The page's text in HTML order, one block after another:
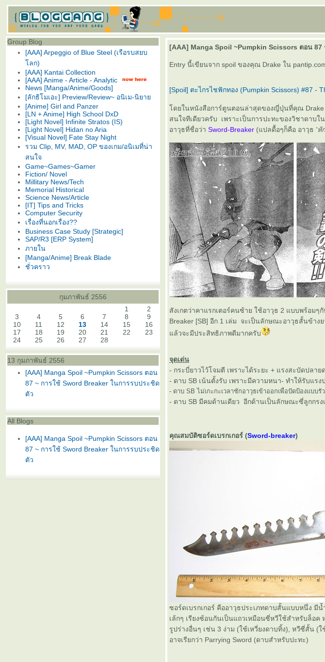
Group Blog
[AAA] Arpeggio of Blue Steel (เรือรบสยบ
ลก)
[AAA] Kantai Collection
[AAA] Anime - Article - Analytic
News [Manga/Anime/Goods]
[ลักธิโมเอะ] Preview/Review~ อนิเม-นิยา
[Anime] Girl and Panzer
[LN + Anime] High School DxD
[Light Novel] Infinite Stratos (IS)
[Light Novel] Hidan no Aria
[Visual Novel] Fate Stay Night
รวม Clip, MV, MAD, OP ของเกม/อนิเมที่น่า
สนใจ
Game~Games~Gamer
Fiction/ Novel
Millitary News/Tech
Memorial Historical
Science News/Article
[IT] Tips and Tricks
Computer Security
เรื่องที่นอกเรื่อง??
Business Case Study [Strategic]
SAP/R3 [ERP System]
ภายใน
[Manga/Anime] Break Blade
ชั่วคราว
กุมภาพันธ์ 2556
1
2
3
4 5 6 7 8
9
10
11 12 13 14 15
16
17
18 19 20 21 22
23
24
25 26 27 28
13 กุมภาพันธ์ 2556
[AAA] Manga Spoil ~Pumpkin Scissors ตอน
87 ~ การใช้ Sword Breaker ในการรบประชิด
ตัว
All Blogs
[AAA] Manga Spoil ~Pumpkin Scissors ตอน
87 ~ การใช้ Sword Breaker ในการรบประชิด
ตัว
[AAA] Manga Spoil ~Pumpkin Scissors ตอน 87
Entry นี้เขียนจาก spoil ของคุณ Drake ใน
[Spoil] ตะไกรไชฟักทอง (Pumpkin Scissors) #87 -
ดยในหนังสือการ์ตูนตอนล่าสุดของญี่ปุ่นที่คุณ Drake
สนใจทีเดียวครับ เพราะเป็นการปะทะของวิชาดาบ
อาวุธที่ชื่อว่า Sword-Breaker (แปลดื้อๆก็คือ อาวุธ 'หั
สังเกตว่าคาแรกเตอร์คนซ้าย ใช้อาวุธ 2 แบบพร้อมๆ
Breaker [SB] อีก 1 เล่ม จะเป็นลักษณะอาวุธสั้นข้า
ล้วจะมีประสิทธิภาพดีมากครับ
จุดเด่น
- กระบี่ยาวไว้โจมตี เพราะได้ระยะ + แรงสะบัดปลาย
- ดาบ SB เน้นตั้งรับ เพราะมีความหนา- ทำให้รับแรง
- ดาบ SB ไม่เกะกะเวลาชักอาวุธเข้าออกเพื่อปัดป้องแบบ
- ดาบ SB มีคมด้านเดียว อีกด้านเป็นลักษณะซี่ลูกกรง
คุณสมบัติซอร์ดเบรกเกอร์ (Sword-breaker)
ซอร์ดเบรกเกอร์ คืออาวุธประเภทดาบสั้นแบบหนึ่ง มี
เล้กๆ เรียงซ้อนกันเป็นแถวเหมือนซี่หวีใช้สำหรับล็อ
รูปร่างอื่นๆ เช่น 3 ง่าม (ใช้เหวี่ยงดาบทิ้ง), หวีซี่สั้น (
อาจเรียกว่า Parrying Sword (ดาบสำหรับปะทะ)